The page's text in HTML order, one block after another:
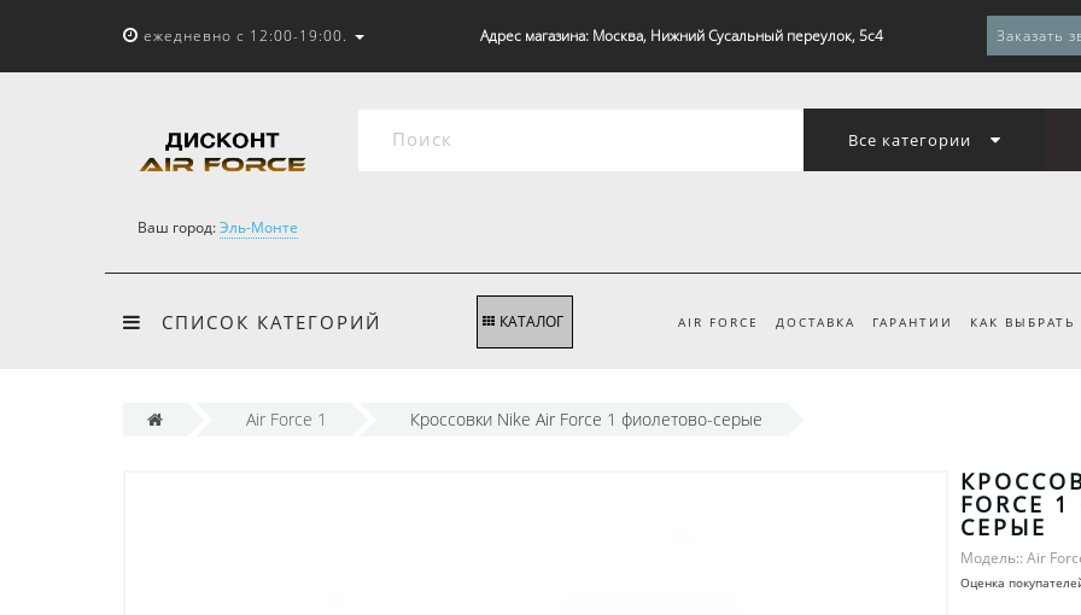
ежедневно с 12:00-19:00. Адрес магазина: Москва, Нижний Сусальный переулок, 5с4 Заказать
Все категории
Ваш город:Эль-Монте
СПИСОК КАТЕГОРИЙ КАТАЛОГ AIR FORCE ДОСТАВКА ГАРАНТИИ КАК ВЫБРАТЬ
Air Force 1 Кроссовки Nike Air Force 1 фиолетово-серые
FORCE
СЕРЫЕ
Модель:: Air
Оценка